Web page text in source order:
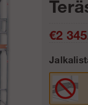
€2